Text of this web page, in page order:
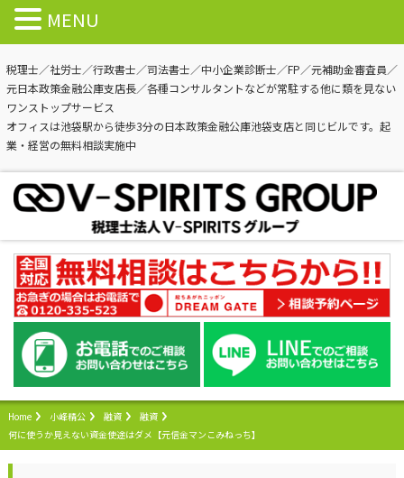
税理士／社労士／行政書士／司法書士／中小企業診断士／FP／元補助金審査員／
元日本政策金融公庫支店長／各種コンサルタントなどが常駐する他に類を見ない
ワンストップサービス
オフィスは池袋駅から徒歩3分の日本政策金融公庫池袋支店と同じビルです。起
業・経営の無料相談実施中
Home 小峰精公 融資
融資
何に使うか見えない資金使途はダメ【元信金マンこみねっち】
MENU